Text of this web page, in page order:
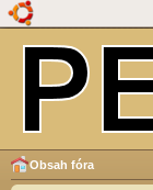
Obsah fóra